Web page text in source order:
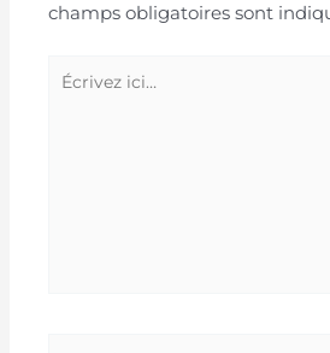
champs obligatoires sont
Écrivez